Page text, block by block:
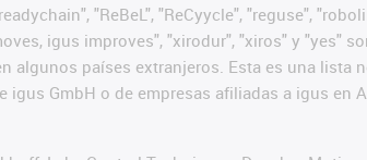
"ReBeL", "ReCyycle", "reguse",
igus improves", "xirodur", "xiros" y "yes"
países extranjeros. Esta es una lista
GmbH o de empresas afiliadas a igus en